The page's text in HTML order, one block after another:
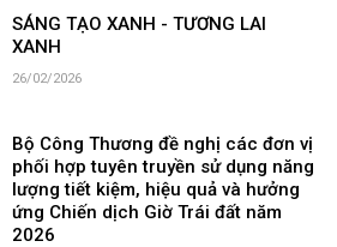
SÁNG TẠO XANH - TƯƠNG LAI
XANH
26/02/2026
Bộ Công Thương đề nghị các đơn vị
phối hợp tuyên truyền sử dụng năng
lượng tiết kiệm, hiệu quả và hưởng
ứng Chiến dịch Giờ Trái đất năm
2026